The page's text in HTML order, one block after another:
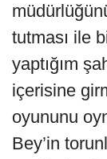
tutması ile
yaptığım
içerisine
oyununu
Bey’in